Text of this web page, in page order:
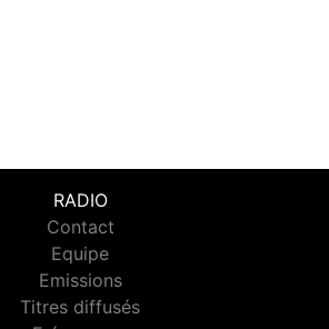
RADIO
Contact
Equipe
Emissions
Titres diffusés